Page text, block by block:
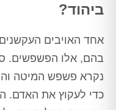
ביהוד?
אחד האויבים
בהם, אלו הפשפשים.
נקרא פשפש המיטה
כדי לעקוץ את האדם.